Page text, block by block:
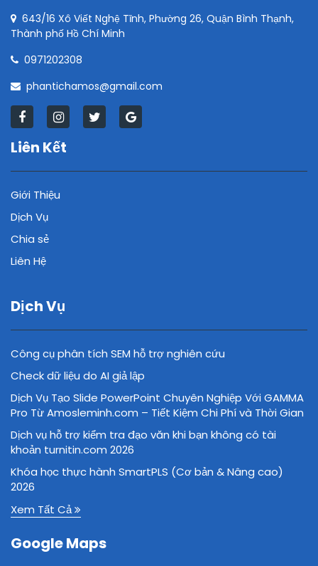
643/16 Xô Viết Nghệ Tĩnh, Phường 26, Quận Bình Thạnh,
Thành phố Hồ Chí Minh
0971202308
phantichamos@gmail.com
Liên Kết
Giới Thiệu
Dịch Vụ
Chia sẻ
Liên Hệ
Dịch Vụ
Công cụ phân tích SEM hỗ trợ nghiên cứu
Check dữ liệu do AI giả lập
Dịch Vụ Tạo Slide PowerPoint Chuyên Nghiệp Với GAMMA
Pro Từ Amosleminh.com – Tiết Kiệm Chi Phí và Thời Gian
Dịch vụ hỗ trợ kiểm tra đạo văn khi bạn không có tài
khoản turnitin.com 2026
Khóa học thực hành SmartPLS (Cơ bản & Nâng cao)
2026
Xem Tất Cả
Google Maps